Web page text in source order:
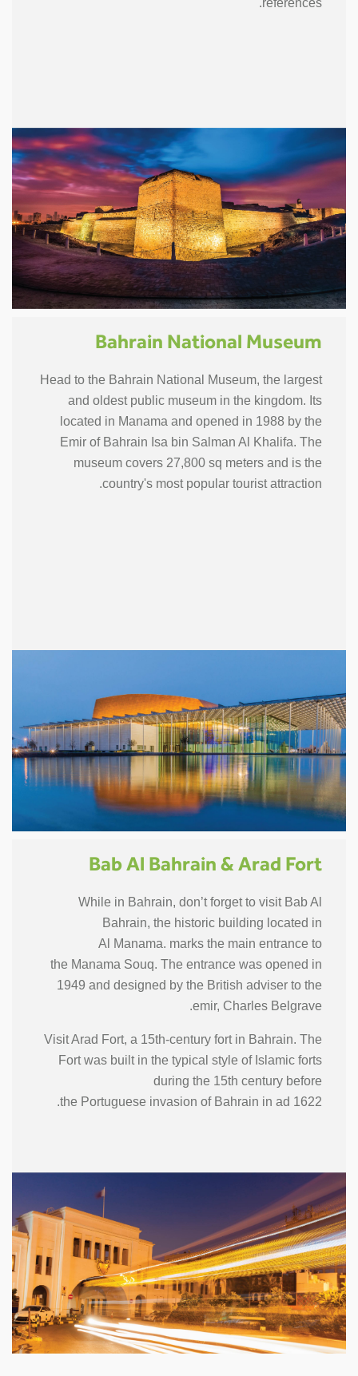
references.
Bahrain National Museum
Head to the Bahrain National Museum, the largest
and oldest public museum in the kingdom. Its
located in Manama and opened in 1988 by the
Emir of Bahrain Isa bin Salman Al Khalifa. The
museum covers 27,800 sq meters and is the
country's most popular tourist attraction.
Bab Al Bahrain & Arad Fort
While in Bahrain, don’t forget to visit Bab Al
Bahrain, the historic building located in
Al Manama. marks the main entrance to
the Manama Souq. The entrance was opened in
1949 and designed by the British adviser to the
emir, Charles Belgrave.
Visit Arad Fort, a 15th-century fort in Bahrain. The
Fort was built in the typical style of Islamic forts
during the 15th century before
the Portuguese invasion of Bahrain in ad 1622.